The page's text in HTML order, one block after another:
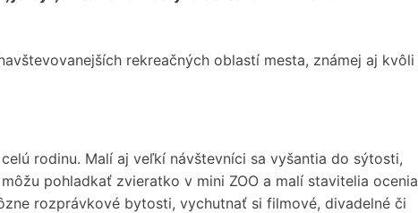
rekreačných oblastí mesta, známej aj kvôli
rodinu. Malí aj veľkí návštevníci sa vyšantia do sýtosti,
pohladkať zvieratko v mini ZOO a malí stavitelia ocenia
rozprávkové bytosti, vychutnať si filmové, divadelné či